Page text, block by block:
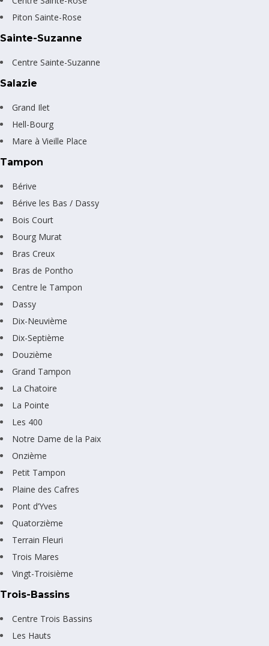
Piton Sainte-Rose
Sainte-Suzanne
Centre Sainte-Suzanne
Salazie
Grand Ilet
Hell-Bourg
Mare à Vieille Place
Tampon
Bérive
Bérive les Bas / Dassy
Bois Court
Bourg Murat
Bras Creux
Bras de Pontho
Centre le Tampon
Dassy
Dix-Neuvième
Dix-Septième
Douzième
Grand Tampon
La Chatoire
La Pointe
Les 400
Notre Dame de la Paix
Onzième
Petit Tampon
Plaine des Cafres
Pont d’Yves
Quatorzième
Terrain Fleuri
Trois Mares
Vingt-Troisième
Trois-Bassins
Centre Trois Bassins
Les Hauts